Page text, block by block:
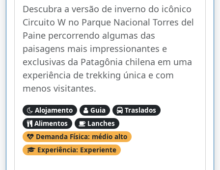
Descubra a versão de inverno do icônico
Circuito W no Parque Nacional Torres del
Paine percorrendo algumas das
paisagens mais impressionantes e
exclusivas da Patagônia chilena em uma
experiência de trekking única e com
menos visitantes.
Alojamento Guia
Traslados
Alimentos
Lanches
Demanda Física: médio alto
Experiência: Experiente